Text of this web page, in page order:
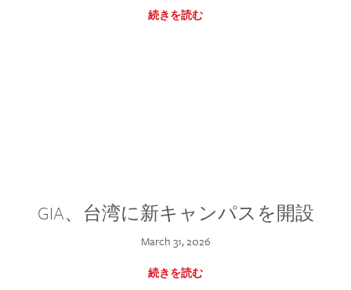
続きを読む
GIA、台湾に新キャンパスを開設
March 31, 2026
続きを読む